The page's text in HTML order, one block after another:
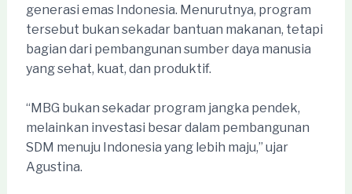
generasi emas Indonesia. Menurutnya, program
tersebut bukan sekadar bantuan makanan, tetapi
bagian dari pembangunan sumber daya manusia
yang sehat, kuat, dan produktif.
“MBG bukan sekadar program jangka pendek,
melainkan investasi besar dalam pembangunan
SDM menuju Indonesia yang lebih maju,” ujar
Agustina.